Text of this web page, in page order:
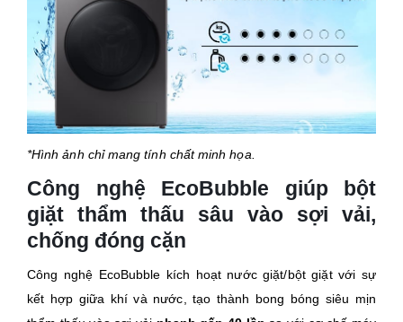
*Hình ảnh chỉ mang tính chất minh họa.
Công nghệ EcoBubble giúp bột
giặt thẩm thấu sâu vào sợi vải,
chống đóng cặn
Công nghệ EcoBubble kích hoạt nước giặt/bột giặt với sự
kết hợp giữa khí và nước, tạo thành bong bóng siêu mịn